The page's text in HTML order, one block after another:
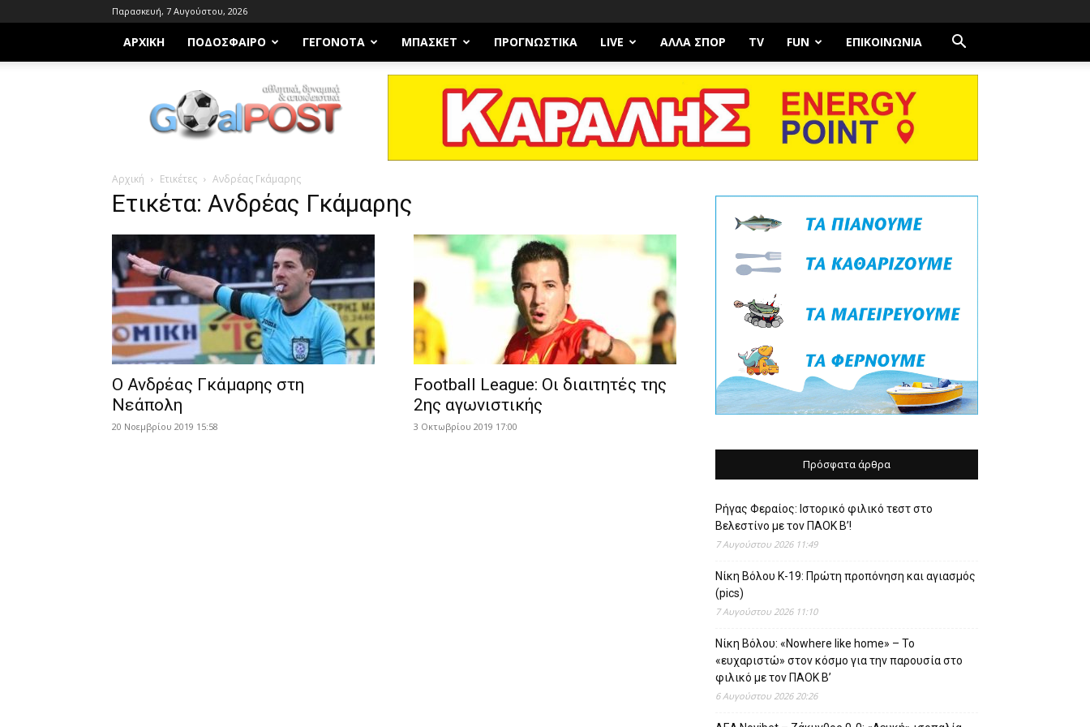
Παρασκευή, 7 Αυγούστου, 2026
ΑΡΧΙΚΗ ΠΟΔΌΣΦΑΙΡΟ ΓΕΓΟΝΌΤΑ ΜΠΆΣΚΕΤ ΠΡΟΓΝΩΣΤΙΚΑ LIVE ΆΛΛΑ ΣΠΟΡ TV FUN ΕΠΙΚΟΙΝΩΝΊΑ
Goalpost.gr
Αρχική Ετικέτες Ανδρέας Γκάμαρης
Ετικέτα: Ανδρέας Γκάμαρης
Ο Ανδρέας Γκάμαρης στη
Νεάπολη
20 Νοεμβρίου 2019 15:58
Football League: Οι διαιτητές της
2ης αγωνιστικής
3 Οκτωβρίου 2019 17:00
Πρόσφατα άρθρα
Ρήγας Φεραίος: Ιστορικό φιλικό τεστ στο
Βελεστίνο με τον ΠΑΟΚ Β’!
7 Αυγούστου 2026 11:49
Νίκη Βόλου Κ-19: Πρώτη προπόνηση και αγιασμός
(pics)
7 Αυγούστου 2026 11:10
Νίκη Βόλου: «Nowhere like home» – Το
«ευχαριστώ» στον κόσμο για την παρουσία στο
φιλικό με τον ΠΑΟΚ Β’
6 Αυγούστου 2026 20:26